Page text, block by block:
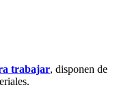
trabajar, disponen de